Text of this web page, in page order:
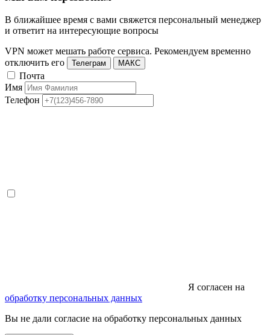
В ближайшее время с вами свяжется персональный менеджер
и ответит на интересующие вопросы
VPN может мешать работе сервиса. Рекомендуем временно
отключить его
Телеграм МАКС
Почта
Имя
Телефон
Я согласен на
обработку персональных данных
Вы не дали согласие на обработку персональных данных